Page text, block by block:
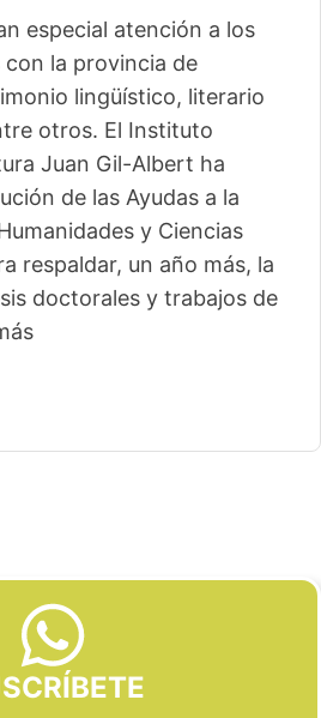
especial atención a los
la provincia de
lingüístico, literario
otros. El Instituto
Juan Gil-Albert ha
de las Ayudas a la
y Ciencias
respaldar, un año más, la
doctorales y trabajos de